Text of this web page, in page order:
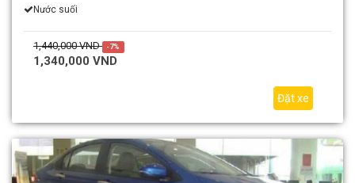
Nước suối
1,440,000 VND -7%
1,340,000 VND
Đặt xe